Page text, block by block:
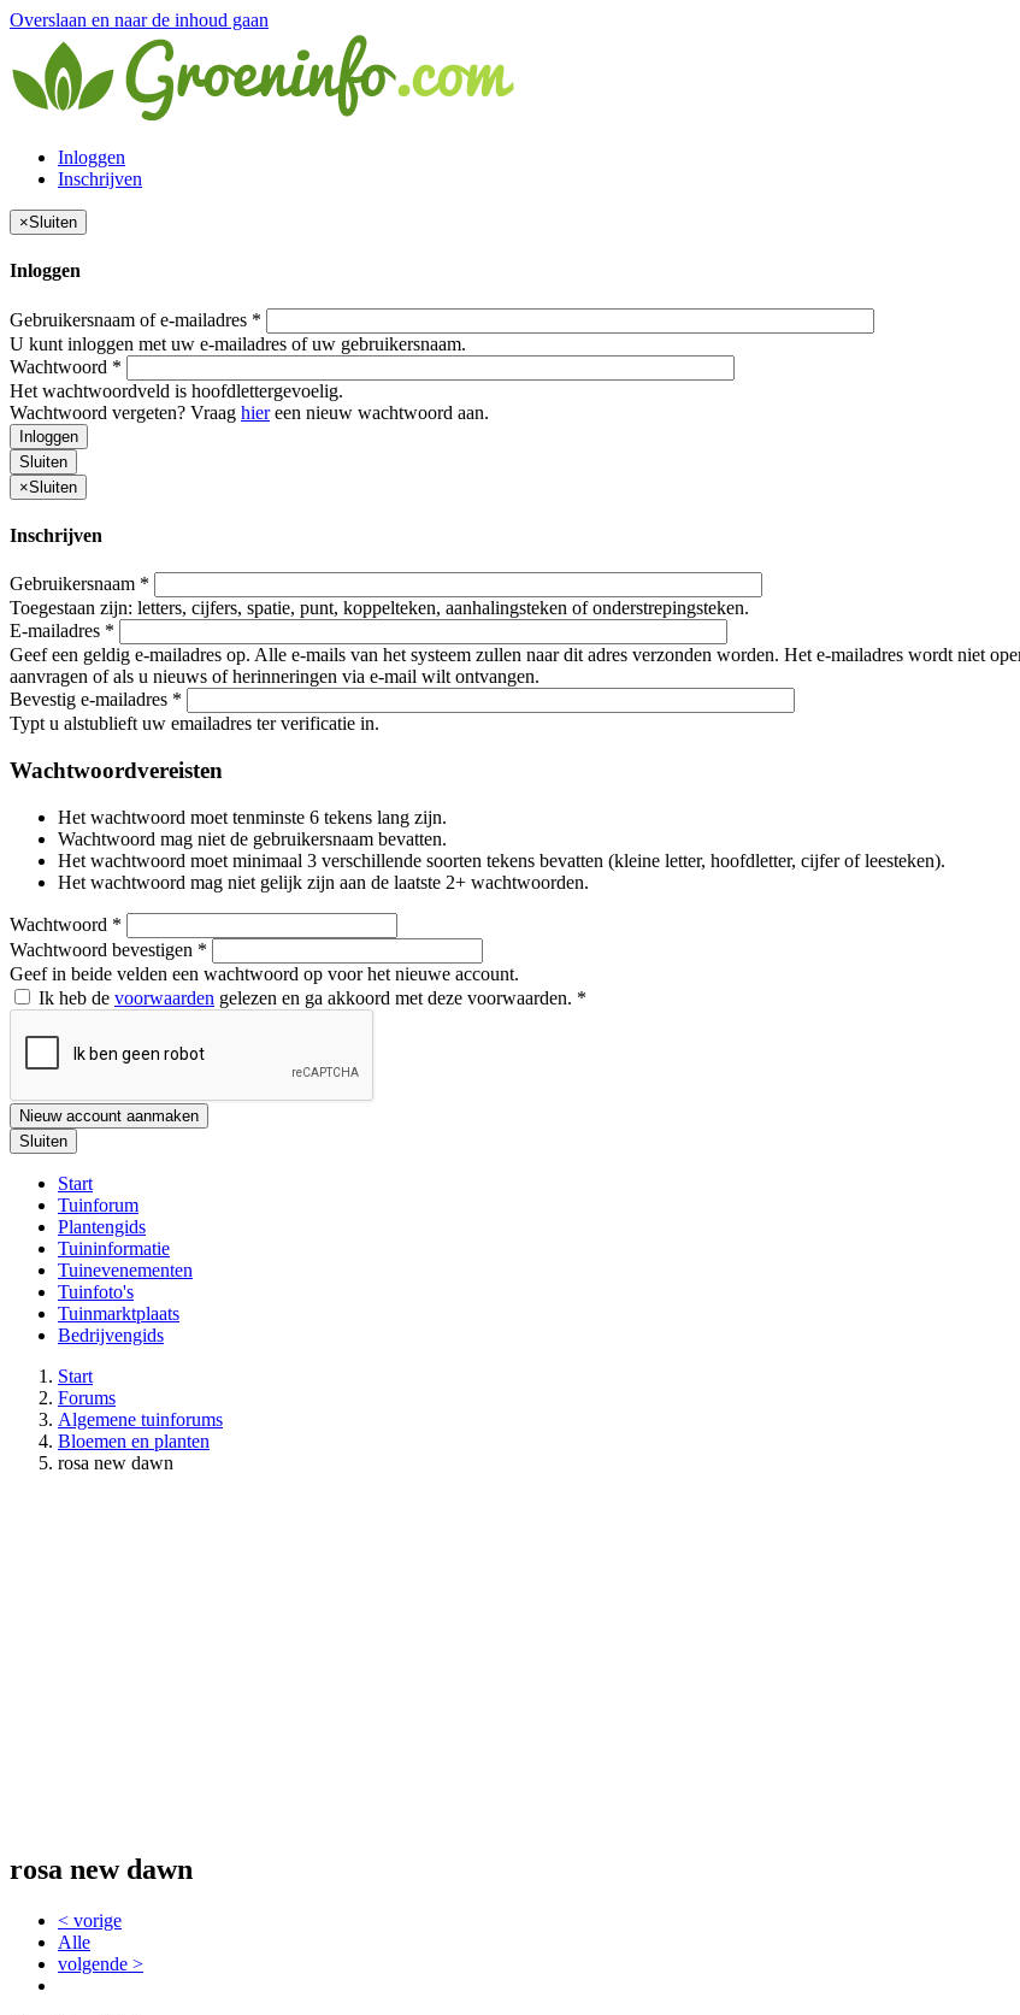
Overslaan en naar de inhoud gaan
Inloggen
Inschrijven
×Sluiten
Inloggen
Gebruikersnaam of e-mailadres *
U kunt inloggen met uw e-mailadres of uw gebruikersnaam.
Wachtwoord *
Het wachtwoordveld is hoofdlettergevoelig.
Wachtwoord vergeten? Vraag hiereen nieuw wachtwoord aan.
Inloggen
Sluiten
×Sluiten
Inschrijven
Gebruikersnaam *
Toegestaan zijn: letters, cijfers, spatie, punt, koppelteken, aanhalingsteken of onderstrepingsteken.
E-mailadres *
Geef een geldig e-mailadres op. Alle e-mails van het systeem zullen naar dit adres verzonden worden. Het e-mailadres wordt niet
aanvragen of als u nieuws of herinneringen via e-mail wilt ontvangen.
Bevestig e-mailadres *
Typt u alstublieft uw emailadres ter verificatie in.
Wachtwoordvereisten
Het wachtwoord moet tenminste 6 tekens lang zijn.
Wachtwoord mag niet de gebruikersnaam bevatten.
Het wachtwoord moet minimaal 3 verschillende soorten tekens bevatten (kleine letter, hoofdletter, cijfer of leesteken).
Het wachtwoord mag niet gelijk zijn aan de laatste 2+ wachtwoorden.
Wachtwoord *
Wachtwoord bevestigen *
Geef in beide velden een wachtwoord op voor het nieuwe account.
Ik heb de voorwaarden gelezen en ga akkoord met deze voorwaarden. *
Nieuw account aanmaken
Sluiten
Start
Tuinforum
Plantengids
Tuininformatie
Tuinevenementen
Tuinfoto's
Tuinmarktplaats
Bedrijvengids
Start
Forums
Algemene tuinforums
Bloemen en planten
rosa new dawn
rosa new dawn
< vorige
Alle
volgende >